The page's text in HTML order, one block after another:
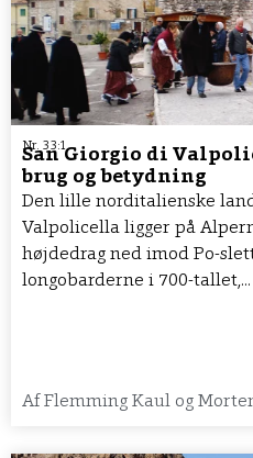
Nr. 33:1
San Giorgio di Valpolicella – Om
brug og betydning
Den lille norditalienske
Valpolicella ligger på
højdedrag ned imod Po-
longobarderne i 700-tallet,...
Af Flemming Kaul og